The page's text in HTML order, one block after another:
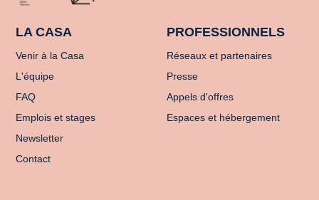
LA CASA
Venir à la Casa
L'équipe
FAQ
Emplois et stages
Newsletter
Contact
PROFESSIONNELS
Réseaux et partenaires
Presse
Appels d'offres
Espaces et hébergement